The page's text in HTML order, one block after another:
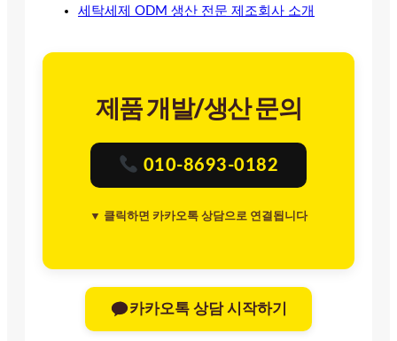
세탁세제 ODM 생산 전문 제조회사 소개
제품 개발/생산 문의
010-8693-0182
▼ 클릭하면 카카오톡 상담으로 연결됩니다
카카오톡 상담 시작하기